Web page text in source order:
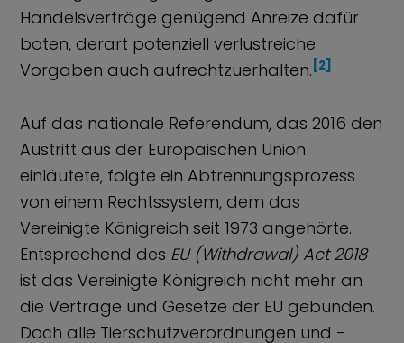
Handelsverträge genügend Anreize dafür
boten, derart potenziell verlustreiche
Vorgaben auch aufrechtzuerhalten. [2]
Auf das nationale Referendum, das 2016 den
Austritt aus der Europäischen Union
einläutete, folgte ein Abtrennungsprozess
von einem Rechtssystem, dem das
Vereinigte Königreich seit 1973 angehörte.
Entsprechend des EU (Withdrawal) Act 2018
ist das Vereinigte Königreich nicht mehr an
die Verträge und Gesetze der EU gebunden.
Doch alle Tierschutzverordnungen und -